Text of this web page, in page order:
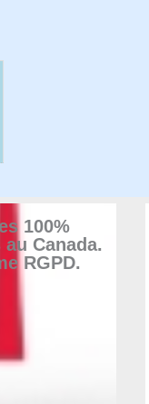
100%
au Canada.
RGPD.